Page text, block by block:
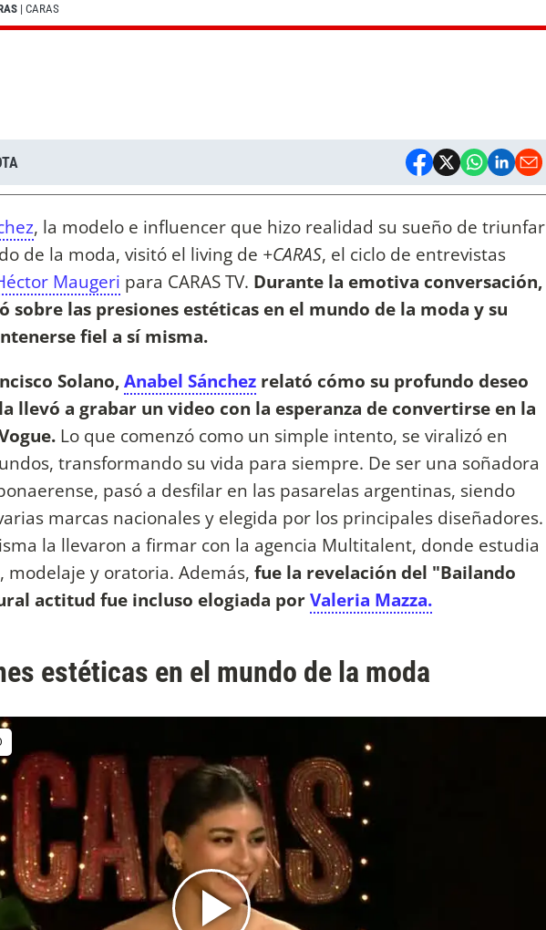
| CARAS
, la modelo e influencer que hizo realidad su sueño de triunfar
de la moda, visitó el living de +CARAS, el ciclo de entrevistas
Maugeri para CARAS TV. Durante la emotiva conversación,
sobre las presiones estéticas en el mundo de la moda y su
fiel a sí misma.
Solano,Anabel Sánchez relató cómo su profundo deseo
llevó a grabar un video con la esperanza de convertirse en la
Lo que comenzó como un simple intento, se viralizó en
transformando su vida para siempre. De ser una soñadora
pasó a desfilar en las pasarelas argentinas, siendo
marcas nacionales y elegida por los principales diseñadores.
la llevaron a firmar con la agencia Multitalent, donde estudia
modelaje y oratoria. Además, fue la revelación del "Bailando
actitud fue incluso elogiada porValeria Mazza.
estéticas en el mundo de la moda